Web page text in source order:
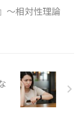
と、乱れていると
たく違って感じら
。 「時間って、こ
世界を生き始めてい
ません。 これから
ーズでは、アインシ
～相対性理論